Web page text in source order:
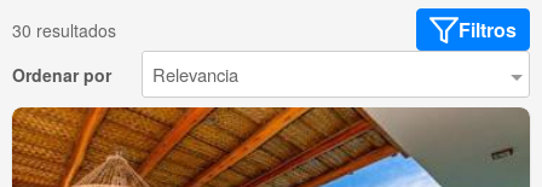
30 resultados Filtros
Ordenar por